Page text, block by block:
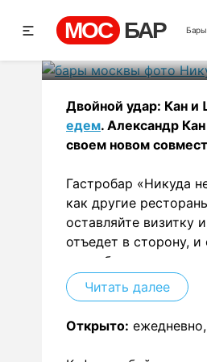
МОС БАР
Двойной удар: Кан и
едем. Александр
своем новом
Гастробар «Никуда
как другие
оставляйте визитку
отъедет в сторону,
поудобнее на
Александр Кан
бара была
лад самый
Читать далее
Открыто: